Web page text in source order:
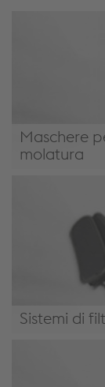
Maschere
molatura
Maschere
Sistemi di